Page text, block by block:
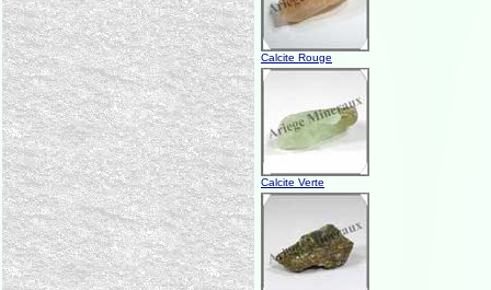
Calcite Rouge
Calcite Verte